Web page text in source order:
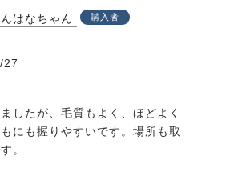
はなちゃん 購入者
27
したが、毛質もよく、ほどよく
にも握りやすいです。場所も取
。